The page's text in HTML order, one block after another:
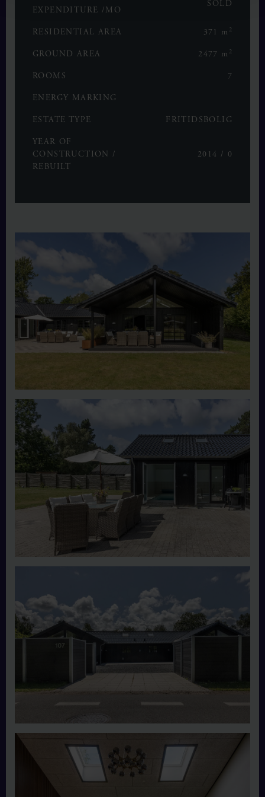
EXPENDITURE /MO
SOLD
RESIDENTIAL AREA 371 m 2
GROUND AREA 2477 m 2
ROOMS 7
ENERGY MARKING
ESTATE TYPE FRITIDSBOLIG
YEAR OF
CONSTRUCTION /
REBUILT
2014 / 0